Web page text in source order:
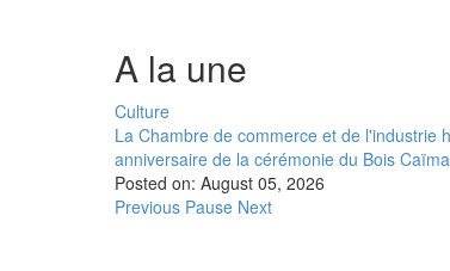
A la une
Culture
La Chambre de commerce et de l'industrie
anniversaire de la cérémonie du Bois
Posted on: August 05, 2026
Previous Pause Next